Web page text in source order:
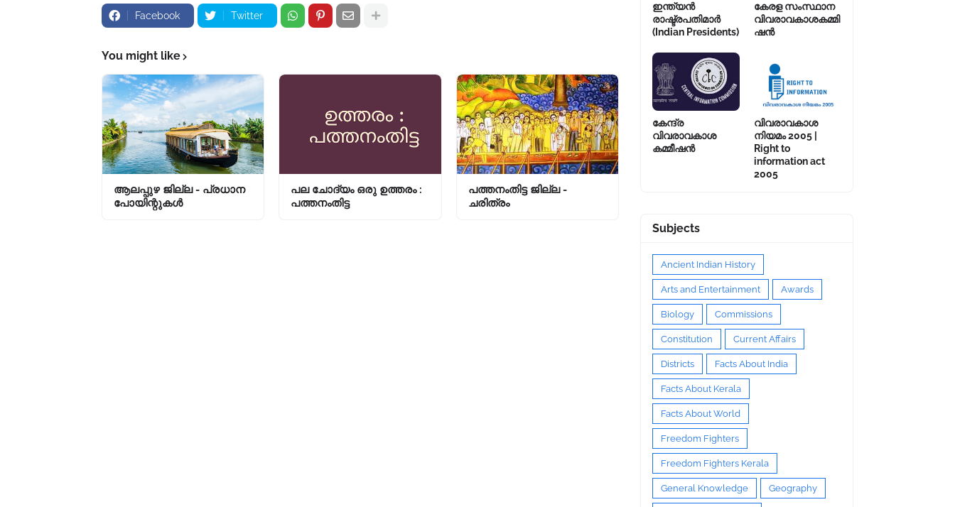
Facebook Twitter
You might like
ആലപ്പുഴ ജില്ല - പ്രധാന
പോയിന്റുകൾ
പല ചോദ്യം ഒരു ഉത്തരം :
പത്തനംതിട്ട
പത്തനംതിട്ട ജില്ല -
ചരിത്രം
ഇന്ത്യൻ
രാഷ്ട്രപതിമാർ
(Indian Presidents)
കേരള സംസ്ഥാന
വിവരാവകാശകമ്മി
ഷൻ
കേന്ദ്ര
വിവരാവകാശ
കമ്മീഷൻ
വിവരാവകാശ
നിയമം 2005 |
Right to
information act
2005
Subjects
Ancient Indian History
Arts and Entertainment Awards
Biology Commissions
Constitution Current Affairs
Districts Facts About India
Facts About Kerala
Facts About World
Freedom Fighters
Freedom Fighters Kerala
General Knowledge Geography